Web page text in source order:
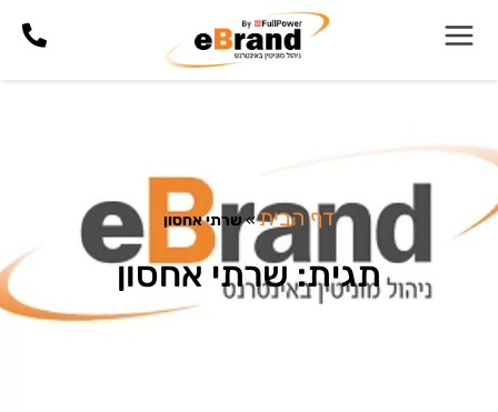
דף הבית»שרתי אחסון
תגית: שרתי אחסון